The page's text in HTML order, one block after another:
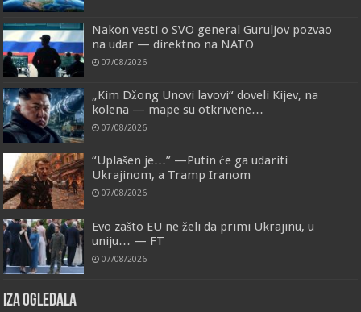
Nakon vesti o SVO general Guruljov pozvao
na udar — direktno na NATO
07/08/2026
„Kim Džong Unovi lavovi“ doveli Kijev, na
kolena — mape su otkrivene…
07/08/2026
“Uplašen je…” —Putin će ga udariti
Ukrajinom, a Tramp Iranom
07/08/2026
Evo zašto EU ne želi da primi Ukrajinu, u
uniju… — FT
07/08/2026
IZA OGLEDALA